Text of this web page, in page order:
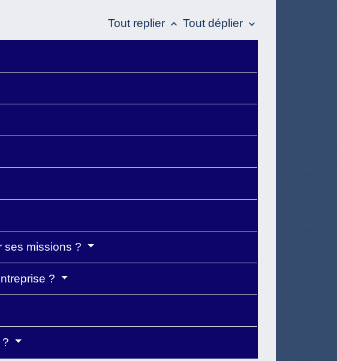
Tout replier keyboard_arrow_up Tout déplier keyboard_arrow_down
ses missions ?
?